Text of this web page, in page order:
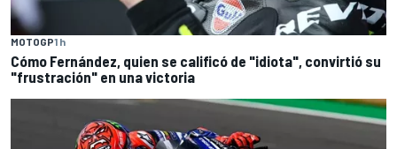
MOTOGP1 h
Cómo Fernández, quien se calificó de "idiota", convirtió su
"frustración" en una victoria